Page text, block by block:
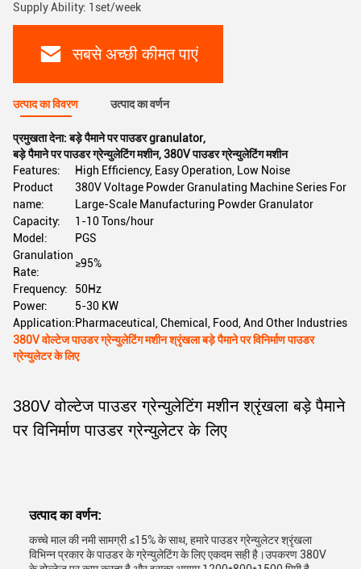
Supply Ability: 1set/week
सबसे अच्छी कीमत पाएं
उत्पाद का विवरण उत्पाद का वर्णन
प्रमुखता देना:बड़े पैमाने पर पाउडर granulator,
बड़े पैमाने पर पाउडर ग्रेन्युलेटिंग मशीन,380V पाउडर ग्रेन्युलेटिंग मशीन
Features:
High Efficiency, Easy Operation, Low Noise
Product
name:
380V Voltage Powder Granulating Machine Series For
Large-Scale Manufacturing Powder Granulator
Capacity:
1-10 Tons/hour
Model:
PGS
Granulation
Rate:
≥95%
Frequency:
50Hz
Power:
5-30 KW
Application:Pharmaceutical, Chemical, Food, And Other Industries
380V वोल्टेज पाउडर ग्रेन्युलेटिंग मशीन श्रृंखला बड़े पैमाने पर विनिर्माण पाउडर
ग्रेन्युलेटर के लिए
380V वोल्टेज पाउडर ग्रेन्युलेटिंग मशीन श्रृंखला बड़े पैमाने
पर विनिर्माण पाउडर ग्रेन्युलेटर के लिए
उत्पाद का वर्णन:
कच्चे माल की नमी सामग्री ≤15% के साथ, हमारे पाउडर ग्रेन्युलेटर श्रृंखला
विभिन्न प्रकार के पाउडर के ग्रेन्युलेटिंग के लिए एकदम सही है।उपकरण 380V